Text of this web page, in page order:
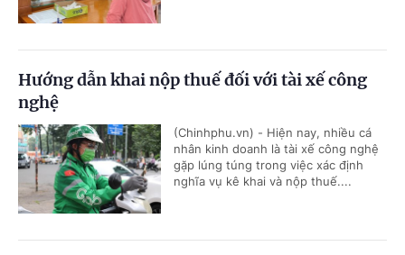
Hướng dẫn khai nộp thuế đối với tài xế công
nghệ
(Chinhphu.vn) - Hiện nay, nhiều cá
nhân kinh doanh là tài xế công nghệ
gặp lúng túng trong việc xác định
nghĩa vụ kê khai và nộp thuế....